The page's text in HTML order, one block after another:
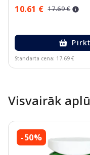
10.61 € 17.69 €
Pirkt
Standarta cena: 17.69 €
Visvairāk
-50%